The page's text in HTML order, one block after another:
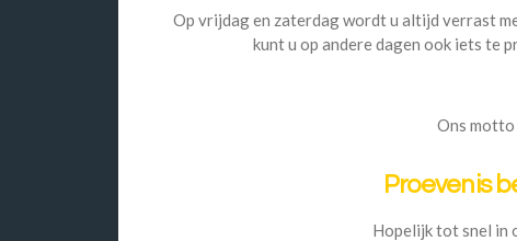
Op vrijdag en zaterdag wordt u altijd verrast
kunt u op andere dagen ook iets te
Ons motto
Proeven is
Hopelijk tot snel in